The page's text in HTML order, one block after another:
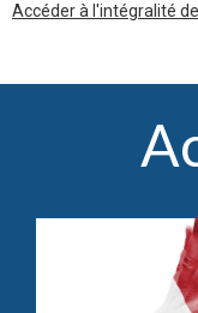
Accéder à l'intégralité